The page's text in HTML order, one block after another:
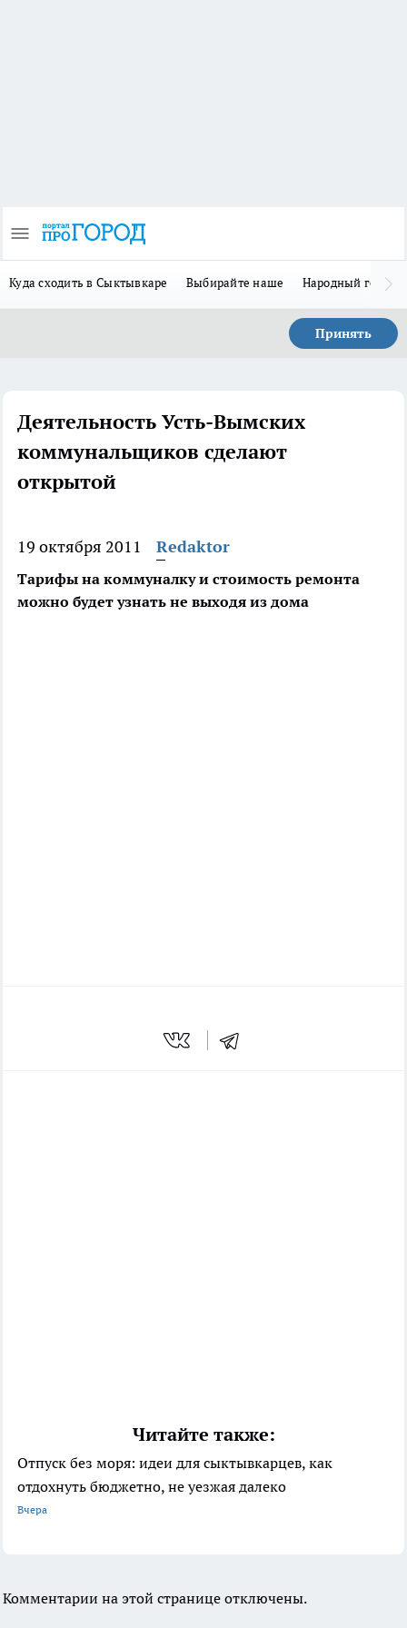
Куда сходить в Сыктывкаре Выбирайте наше Народный герой-
Принять
Деятельность Усть-Вымских
коммунальщиков сделают
открытой
19 октября 2011 Redaktor
Тарифы на коммуналку и стоимость ремонта
можно будет узнать не выходя из дома
Читайте также:
Отпуск без моря: идеи для сыктывкарцев, как
отдохнуть бюджетно, не уезжая далеко
Вчера
Комментарии на этой странице отключены.